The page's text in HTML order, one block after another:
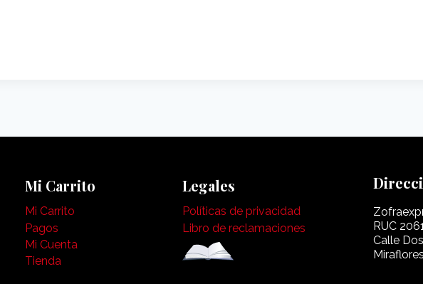
Mi Carrito
Mi Carrito
Pagos
Mi Cuenta
Tienda
Legales
Políticas de privacidad
Libro de reclamaciones
RUC
Calle
Miraflores